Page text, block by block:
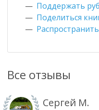
Все отзывы
Сергей М.
Поддержать
Поделиться